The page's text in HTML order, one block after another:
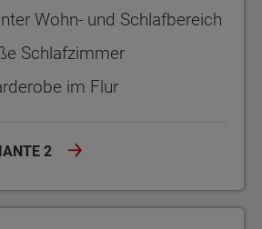
Wohn- und Schlafbereich
Schlafzimmer
im Flur
2